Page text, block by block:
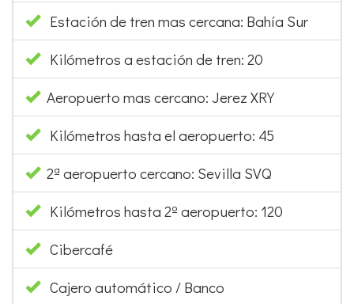
Estación de tren mas cercana: Bahía Sur
Kilómetros a estación de tren: 20
Aeropuerto mas cercano: Jerez XRY
Kilómetros hasta el aeropuerto: 45
2ª aeropuerto cercano: Sevilla SVQ
Kilómetros hasta 2º aeropuerto: 120
Cibercafé
Cajero automático / Banco